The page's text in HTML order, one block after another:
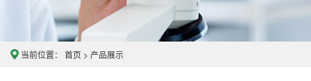
当前位置： 首页 > 产品展示